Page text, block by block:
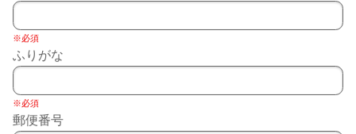
※必須
ふりがな
※必須
郵便番号